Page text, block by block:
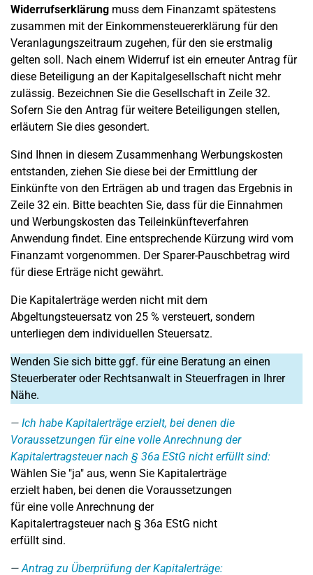
Widerrufserklärung muss dem Finanzamt spätestens
zusammen mit der Einkommensteuererklärung für den
Veranlagungszeitraum zugehen, für den sie erstmalig
gelten soll. Nach einem Widerruf ist ein erneuter Antrag für
diese Beteiligung an der Kapitalgesellschaft nicht mehr
zulässig. Bezeichnen Sie die Gesellschaft in Zeile 32.
Sofern Sie den Antrag für weitere Beteiligungen stellen,
erläutern Sie dies gesondert.
Sind Ihnen in diesem Zusammenhang Werbungskosten
entstanden, ziehen Sie diese bei der Ermittlung der
Einkünfte von den Erträgen ab und tragen das Ergebnis in
Zeile 32 ein. Bitte beachten Sie, dass für die Einnahmen
und Werbungskosten das Teileinkünfteverfahren
Anwendung findet. Eine entsprechende Kürzung wird vom
Finanzamt vorgenommen. Der Sparer-Pauschbetrag wird
für diese Erträge nicht gewährt.
Die Kapitalerträge werden nicht mit dem
Abgeltungsteuersatz von 25 % versteuert, sondern
unterliegen dem individuellen Steuersatz.
Wenden Sie sich bitte ggf. für eine Beratung an einen
Steuerberater oder Rechtsanwalt in Steuerfragen in Ihrer
Nähe.
Ich habe Kapitalerträge erzielt, bei denen die
Voraussetzungen für eine volle Anrechnung der
Kapitalertragsteuer nach § 36a EStG nicht erfüllt sind:
Wählen Sie "ja" aus, wenn Sie Kapitalerträge
erzielt haben, bei denen die Voraussetzungen
für eine volle Anrechnung der
Kapitalertragsteuer nach § 36a EStG nicht
erfüllt sind.
Antrag zu Überprüfung der Kapitalerträge: